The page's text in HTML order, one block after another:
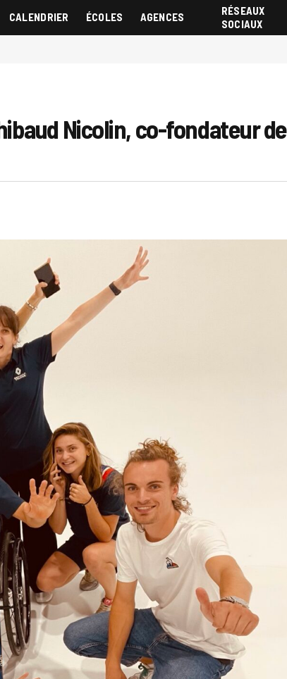
CALENDRIER ÉCOLES AGENCES
RÉSEAUX
SOCIAUX
Nicolin, co-fondateur de